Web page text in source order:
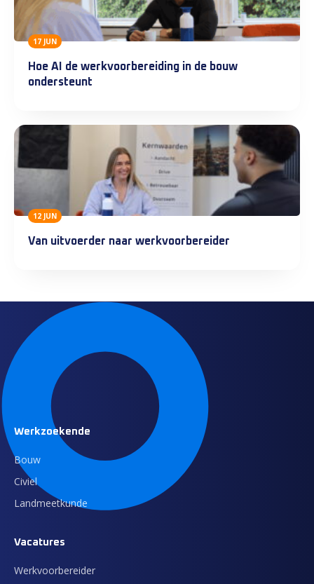
17 JUN
Hoe AI de werkvoorbereiding in de bouw
ondersteunt
12 JUN
Van uitvoerder naar werkvoorbereider
Werkzoekende
Bouw
Civiel
Landmeetkunde
Vacatures
Werkvoorbereider